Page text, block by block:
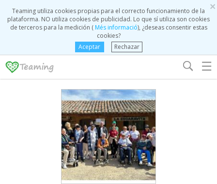
×
Teaming utiliza cookies propias para el correcto funcionamiento de la
plataforma. NO utiliza cookies de publicidad. Lo que sí utiliza son cookies
de terceros para la medición (Més informació), ¿deseas consentir estas
cookies?
Aceptar
Rechazar
☰